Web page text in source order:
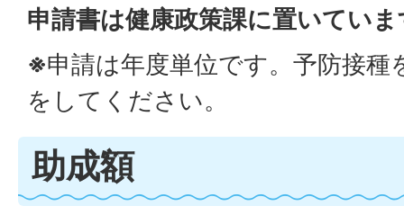
申請書は健康政策課に置いてい
※申請は年度単位です。予防接種
をしてください。
助成額